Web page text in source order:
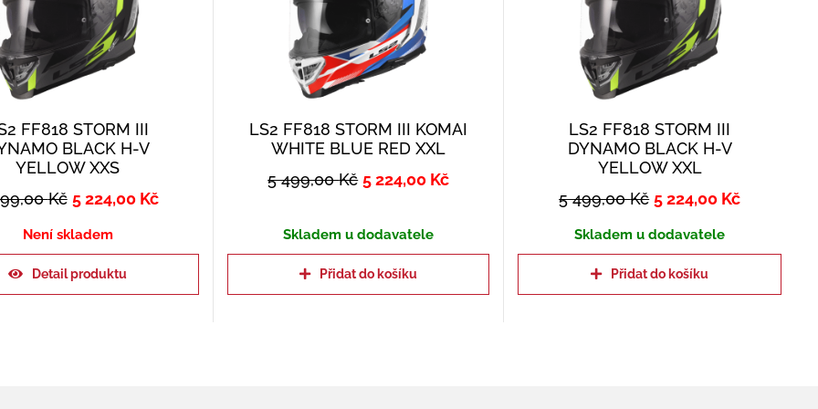
FF818 STORM III
BLACK H-V
YELLOW XXS
Kč 5 224,00 Kč
Není skladem
Detail produktu
LS2 FF818 STORM III KOMAI
WHITE BLUE RED XXL
5 499,00Kč 5 224,00 Kč
Skladem u dodavatele
Přidat do košíku
LS2 FF818 STORM III
DYNAMO BLACK H-V
YELLOW XXL
5 499,00Kč 5 224,00 Kč
Skladem u dodavatele
Přidat do košíku